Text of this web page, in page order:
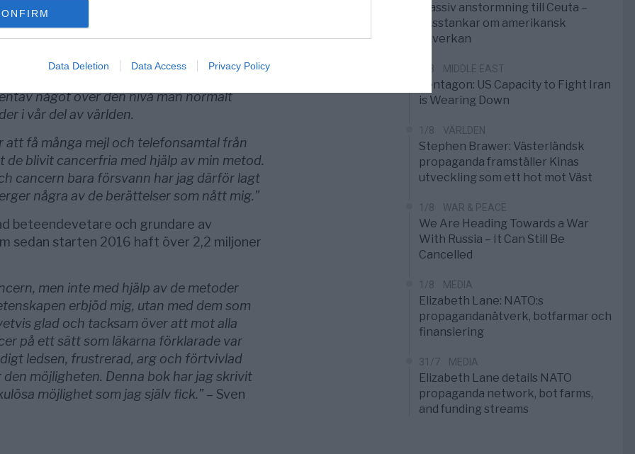
Data Deletion Data Access Privacy Policy
skrivs i juli 2022 mycket bra, och såvitt
cancerfri. I alla fall har jag inga symtom
”behandling” ha resulterat i
något över den nivå man normalt
i vår del av världen.
få många mejl och telefonsamtal från
de blivit cancerfria med hjälp av min metod.
cancern bara försvann har jag därför lagt
några av de berättelser som nått mig.”
bete­­ende­vetare och grundare av
sedan ­starten 2016 haft över 2,2 miljoner
men inte med hjälp av de meto­­der
erbjöd mig, utan med dem som
glad och ­tacksam över att mot alla
på ett sätt som läkarna för­klarade var
ledsen, frustrerad, arg och förtvivlad
möjligheten. Denna bok har jag skrivit
möjlighet som jag själv fick.”– Sven
Massiv anstormning till Ceuta –
Misstankar om amerikansk
påverkan
2/8 MIDDLE EAST
Pentagon: US Capacity to Fight Iran
is Wearing Down
1/8 VÄRLDEN
Stephen Brawer: Västerländsk
propaganda framställer Kinas
utveckling som ett hot mot Väst
1/8 WAR & PEACE
We Are Heading Towards a War
With Russia – It Can Still Be
Cancelled
1/8 MEDIA
Elizabeth Lane: NATO:s
propagandanätverk, botfarmar och
finansiering
31/7 MEDIA
Elizabeth Lane details NATO
propaganda network, bot farms,
and funding streams